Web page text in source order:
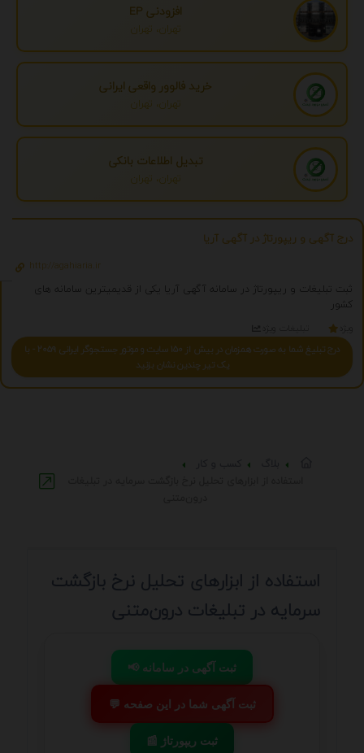
افزودنی EP
تهران، تهران
خرید فالوور واقعی ایرانی
تهران، تهران
تبدیل اطلاعات بانکی
تهران، تهران
درج آگهی و ریپورتاژ در آگهی آریا
http://agahiaria.ir
ثبت تبلیغات و ریپورتاژ در سامانه آگهی آریا یکی از قدیمیترین سامانه های
کشور
درج تبلیغ شما به صورت همزمان در بیش از 150 سایت و موتور جستجوگر ایرانی 2059 - با
یک تیر چندین نشان بزنید
استفاده از ابزارهای تحلیل نرخ بازگشت
سرمایه در تبلیغات درون‌متنی
📢 ثبت آگهی در سامانه
💬 ثبت آگهی شما در این صفحه
📰 ثبت ریپورتاژ